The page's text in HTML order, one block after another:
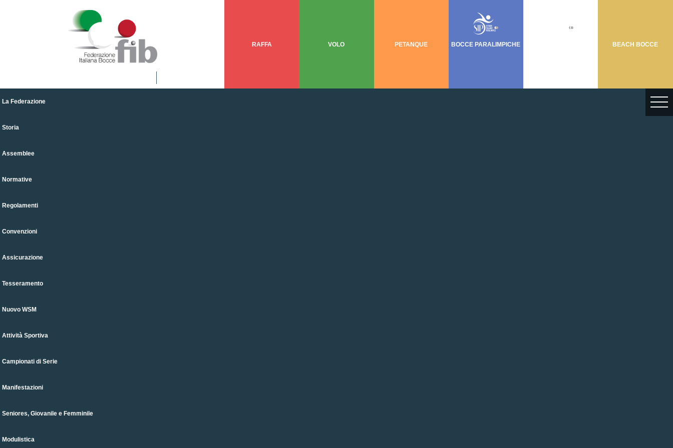
RAFFA VOLO PETANQUE BOCCE PARALIMPICHE BEACH BOCCE
La Federazione
Storia
Assemblee
Normative
Regolamenti
Convenzioni
Assicurazione
Tesseramento
Nuovo WSM
Attività Sportiva
Campionati di Serie
Manifestazioni
Seniores, Giovanile e Femminile
Modulistica